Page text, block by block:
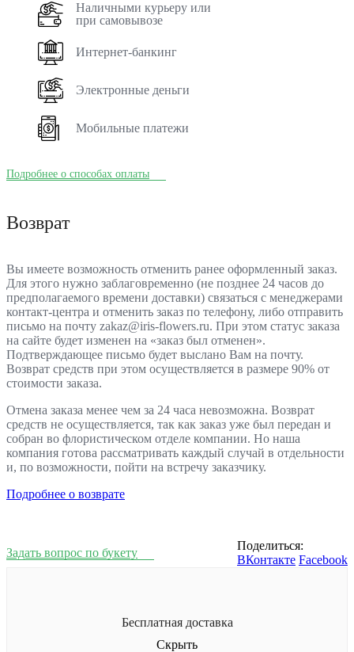
Наличными курьеру или
при самовывозе
Интернет-банкинг
Электронные деньги
Мобильные платежи
Подробнее о способах оплаты
Возврат
Вы имеете возможность отменить ранее оформленный заказ.
Для этого нужно заблаговременно (не позднее 24 часов до
предполагаемого времени доставки) связаться с менеджерами
контакт-центра и отменить заказ по телефону, либо отправить
письмо на почту zakaz@iris-flowers.ru. При этом статус заказа
на сайте будет изменен на «заказ был отменен».
Подтверждающее письмо будет выслано Вам на почту.
Возврат средств при этом осуществляется в размере 90% от
стоимости заказа.
Отмена заказа менее чем за 24 часа невозможна. Возврат
средств не осуществляется, так как заказ уже был передан и
собран во флористическом отделе компании. Но наша
компания готова рассматривать каждый случай в отдельности
и, по возможности, пойти на встречу заказчику.
Подробнее о возврате
Задать вопрос по букету
Поделиться:
ВКонтакте Facebook
Бесплатная доставка
Скрыть